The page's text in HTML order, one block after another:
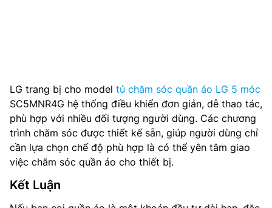
LG trang bị cho model tủ chăm sóc quần áo LG 5 móc
SC5MNR4G hệ thống điều khiển đơn giản, dễ thao tác,
phù hợp với nhiều đối tượng người dùng. Các chương
trình chăm sóc được thiết kế sẵn, giúp người dùng chỉ
cần lựa chọn chế độ phù hợp là có thể yên tâm giao
việc chăm sóc quần áo cho thiết bị.
Kết Luận